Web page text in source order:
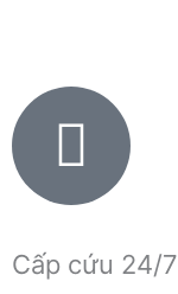
dung
Cấp cứu 24/7